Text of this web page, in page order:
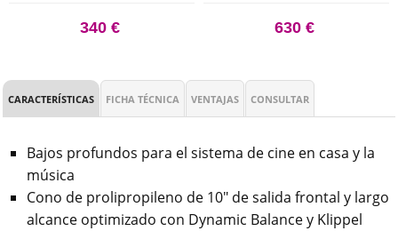
340 € 630 €
CARACTERÍSTICAS FICHA TÉCNICA VENTAJAS CONSULTAR
Bajos profundos para el sistema de cine en casa y la
música
Cono de prolipropileno de 10" de salida frontal y largo
alcance optimizado con Dynamic Balance y Klippel